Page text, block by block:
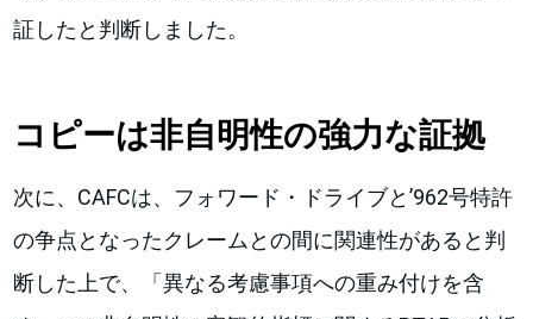
証したと判断しました。
コピーは非自明性の強力な証拠
次に、CAFCは、フォワード・ドライブと’962号特許
の争点となったクレームとの間に関連性があると判
断した上で、「異なる考慮事項への重み付けを含